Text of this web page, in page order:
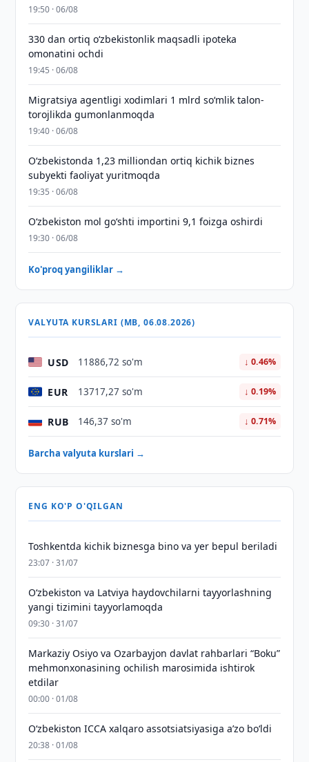
19:50 · 06/08
330 dan ortiq o‘zbekistonlik maqsadli ipoteka
omonatini ochdi
19:45 · 06/08
Migratsiya agentligi xodimlari 1 mlrd so‘mlik talon-
torojlikda gumonlanmoqda
19:40 · 06/08
O‘zbekistonda 1,23 milliondan ortiq kichik biznes
subyekti faoliyat yuritmoqda
19:35 · 06/08
O‘zbekiston mol go‘shti importini 9,1 foizga oshirdi
19:30 · 06/08
Ko'proq yangiliklar →
VALYUTA KURSLARI (MB, 06.08.2026)
USD 11886,72 so'm ↓ 0.46%
EUR 13717,27 so'm ↓ 0.19%
RUB 146,37 so'm ↓ 0.71%
Barcha valyuta kurslari →
ENG KO'P O'QILGAN
Toshkentda kichik biznesga bino va yer bepul beriladi
23:07 · 31/07
Oʻzbekiston va Latviya haydovchilarni tayyorlashning
yangi tizimini tayyorlamoqda
09:30 · 31/07
Markaziy Osiyo va Ozarbayjon davlat rahbarlari “Boku”
mehmonxonasining ochilish marosimida ishtirok
etdilar
00:00 · 01/08
O‘zbekiston ICCA xalqaro assotsiatsiyasiga aʼzo bo‘ldi
20:38 · 01/08